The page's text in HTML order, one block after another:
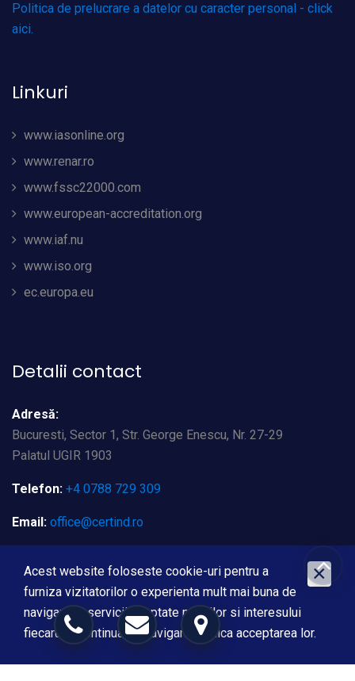
Politica de prelucrare a datelor cu caracter personal - click
aici.
Linkuri
www.iasonline.org
www.renar.ro
www.fssc22000.com
www.european-accreditation.org
www.iaf.nu
www.iso.org
ec.europa.eu
Detalii contact
Adresă:
Bucuresti, Sector 1, Str. George Enescu, Nr. 27-29
Palatul UGIR 1903
Telefon: +4 0788 729 309
Email: office@certind.ro
Cere ofertăoffice@certind.ro
Copyrights © 2020 Toate drepturile rezervate. Powered
×
Acest website foloseste cookie-uri pentru a
furniza vizitatorilor o experienta mult mai buna de
navigare si servicii adaptate nevoilor si interesului
fiecaruia. Continuarea navigarii implica acceptarea lor.